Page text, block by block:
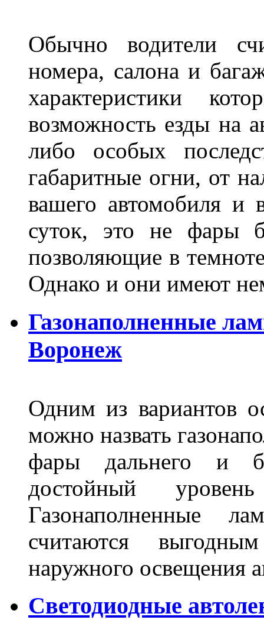
Обычно водители
номера, салона и
характеристики
возможность езды на
либо особых
габаритные огни, от
вашего автомобиля и
суток, это не фары
позволяющие в
Однако и они имеют
Газонаполненные
Воронеж
Одним из вариантов
можно назвать
фары дальнего и
достойный
Газонаполненные
считаются
наружного освещения
Светодиодные